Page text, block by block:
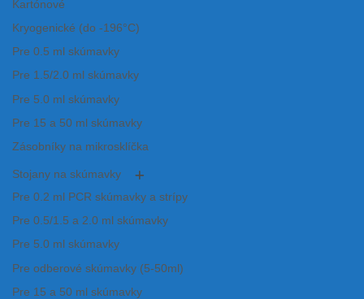
Kartónové
Kryogenické (do -196°C)
Pre 0.5 ml skúmavky
Pre 1.5/2.0 ml skúmavky
Pre 5.0 ml skúmavky
Pre 15 a 50 ml skúmavky
Zásobníky na mikrosklíčka
Stojany na skúmavky
Pre 0.2 ml PCR skúmavky a strípy
Pre 0.5/1.5 a 2.0 ml skúmavky
Pre 5.0 ml skúmavky
Pre odberové skúmavky (5-50ml)
Pre 15 a 50 ml skúmavky